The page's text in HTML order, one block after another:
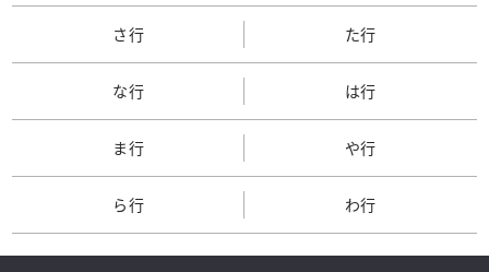
さ行 た行
な行 は行
ま行 や行
ら行 わ行